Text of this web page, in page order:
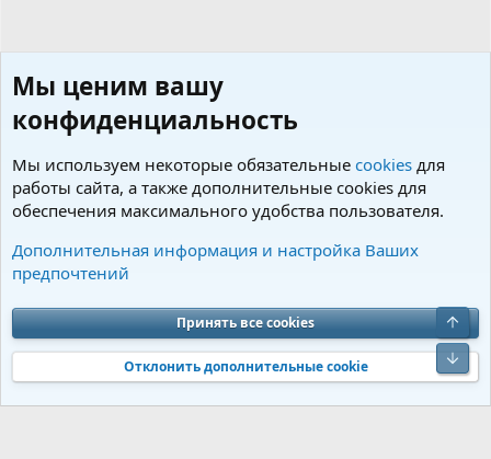
Предлагаем щенков
Cookies Charm by DCom
Обратная связь
Условия и правила
Политика конфиденциальности
Помощь
S
S
Community platform by XenForo® © 2010-2026 XenForo Ltd. Перевод от
Jumuro®|Media embeds via s9e/MediaSites
Мы ценим вашу
конфиденциальность
Мы используем некоторые обязательные cookies для
работы сайта, а также дополнительные cookies для
обеспечения максимального удобства пользователя.
Дополнительная информация и настройка Ваших
предпочтений
Принять все cookies
Отклонить дополнительные cookie
Верх
Низ